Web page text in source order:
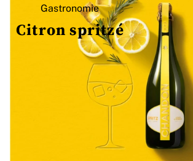
Gastronomie
Citron spritzé